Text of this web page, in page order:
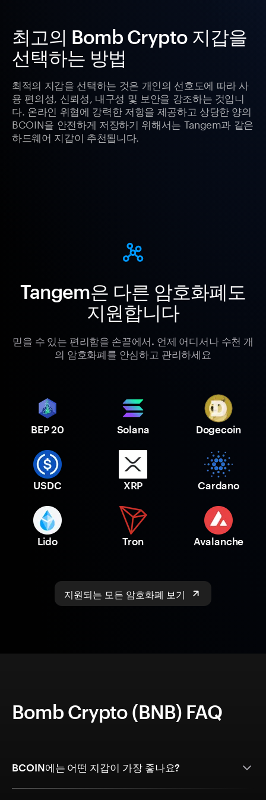
최고의 Bomb Crypto 지갑을
선택하는 방법
최적의 지갑을 선택하는 것은 개인의 선호도에 따라 사
용 편의성, 신뢰성, 내구성 및 보안을 강조하는 것입니
다. 온라인 위협에 강력한 저항을 제공하고 상당한 양의
BCOIN을 안전하게 저장하기 위해서는 Tangem과 같은
하드웨어 지갑이 추천됩니다.
Tangem은 다른 암호화폐도
지원합니다
믿을 수 있는 편리함을 손끝에서. 언제 어디서나 수천 개
의 암호화폐를 안심하고 관리하세요
BEP 20 Solana Dogecoin
USDC XRP Cardano
Lido Tron Avalanche
지원되는 모든 암호화폐 보기
Bomb Crypto (BNB) FAQ
BCOIN에는 어떤 지갑이 가장 좋나요?